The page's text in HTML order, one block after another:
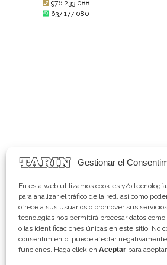
Gestionar el
En esta web utilizamos cookies y/o
para analizar el tráfico de la red, así como
ofrece a sus usuarios o promover sus
tecnologías nos permitirá procesar datos
o las identificaciones únicas en este sitio. No
consentimiento, puede afectar
funciones. Haga click en Aceptar para
976 233 088
637 177 080